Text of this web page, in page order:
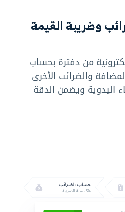
وضريبة القيمة
من دفترة بحساب
والضرائب الأخرى
اليدوية ويضمن الدقة